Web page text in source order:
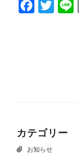
カテゴリー
お知らせ